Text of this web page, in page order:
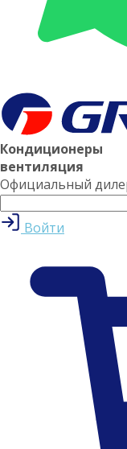
Кондиционеры
вентиляция
Официальный
Войти